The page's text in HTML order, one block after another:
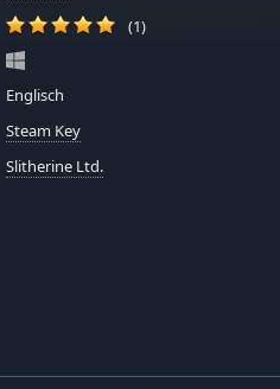
(1)
Englisch
Steam Key
Slitherine Ltd.